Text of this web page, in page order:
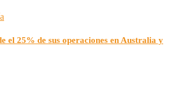
el 25% de sus operaciones en Australia y